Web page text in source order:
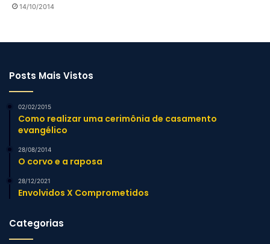
14/10/2014
Posts Mais Vistos
02/02/2015
Como realizar uma cerimônia de casamento
evangélico
28/08/2014
O corvo e a raposa
28/12/2021
Envolvidos X Comprometidos
Categorias